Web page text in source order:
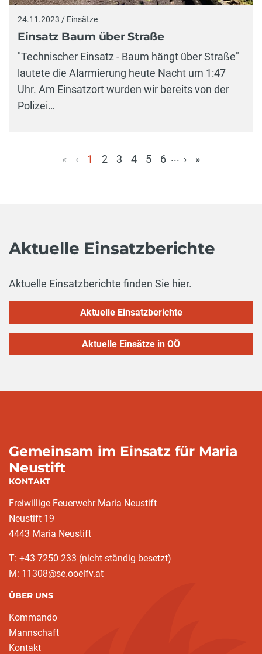
24.11.2023 / Einsätze
Einsatz Baum über Straße
"Technischer Einsatz - Baum hängt über Straße"
lautete die Alarmierung heute Nacht um 1:47
Uhr. Am Einsatzort wurden wir bereits von der
Polizei…
« ‹
1
2 3 4 5 6 ... › »
Aktuelle Einsatzberichte
Aktuelle Einsatzberichte finden Sie hier.
Aktuelle Einsatzberichte
Aktuelle Einsätze in OÖ
Gemeinsam im Einsatz für Maria
Neustift
KONTAKT
Freiwillige Feuerwehr Maria Neustift
Neustift 19
4443 Maria Neustift
T: +43 7250 233 (nicht ständig besetzt)
M: 11308@se.ooelfv.at
ÜBER UNS
Kommando
Mannschaft
Kontakt